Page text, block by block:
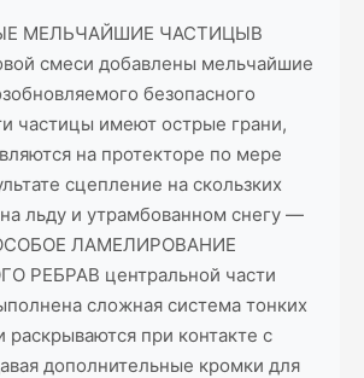
МЕЛЬЧАЙШИЕ ЧАСТИЦЫВ
смеси добавлены мельчайшие
безопасного
частицы имеют острые грани,
на протекторе по мере
сцепление на скользких
льду и утрамбованном снегу —
ЛАМЕЛИРОВАНИЕ
РЕБРАВ центральной части
сложная система тонких
раскрываются при контакте с
дополнительные кромки для